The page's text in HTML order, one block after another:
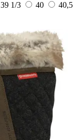
39 1/3 40
40,5